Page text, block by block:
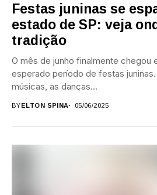
Festas juninas se
estado de SP: veja
tradição
O mês de junho finalmente chegou
esperado período de festas
músicas, as danças...
BYELTON SPINA 05/06/2025